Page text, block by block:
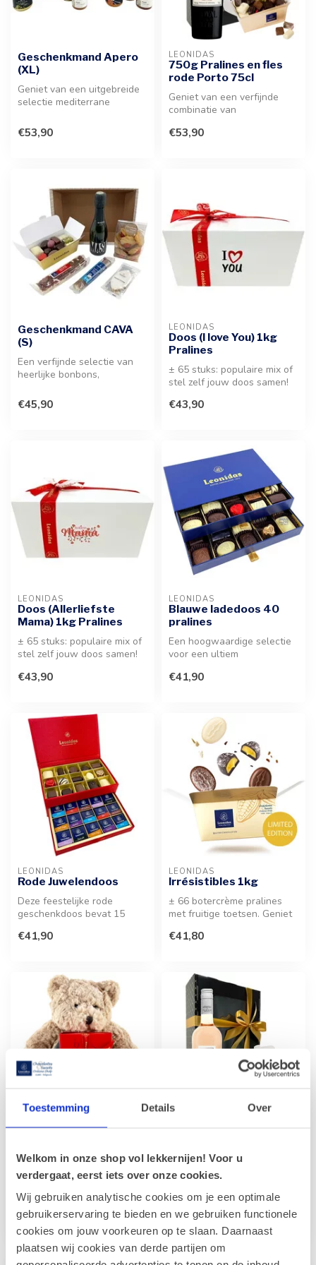
Toestemming Details Over
Welkom in onze shop vol lekkernijen! Voor u
verdergaat, eerst iets over onze cookies.
Wij gebruiken analytische cookies om je een optimale
gebruikerservaring te bieden en we gebruiken functionele
cookies om jouw voorkeuren op te slaan. Daarnaast
plaatsen wij cookies van derde partijen om
Geschenkmand Apero
(XL)
Geniet van een uitgebreide
selectie mediterrane
gevulde ...
€53,90
LEONIDAS
750g Pralines en fles
rode Porto 75cl
Geniet van een verfijnde
combinatie van
chocoladebonbons en een
€53,90
Geschenkmand CAVA
(S)
Een verfijnde selectie van
heerlijke bonbons,
delicat...
€45,90
LEONIDAS
Doos (I love You) 1kg
Pralines
± 65 stuks: populaire mix of
stel zelf jouw doos samen!
€43,90
LEONIDAS
Doos (Allerliefste
Mama) 1kg Pralines
± 65 stuks: populaire mix of
stel zelf jouw doos samen!
€43,90
LEONIDAS
Blauwe ladedoos 40
pralines
Een hoogwaardige selectie
voor een ultiem
luxe attenti...
€41,90
LEONIDAS
Rode Juwelendoos
Deze feestelijke rode
geschenkdoos bevat 15
verfijnde N...
€41,90
LEONIDAS
Irrésistibles 1kg
± 66 botercrème pralines
met fruitige toetsen. Geniet
€41,80
LEONIDAS
Teddybeer Bobo
(30cm)
± 25 stuks: populaire mix of
stel zelf jouw doos samen!
Deze set combineert een ...
€39,90
Rosé Wijn 75cl
Een verfijnde combinatie van
elegante fles Franse rosé
wi...
€39,90